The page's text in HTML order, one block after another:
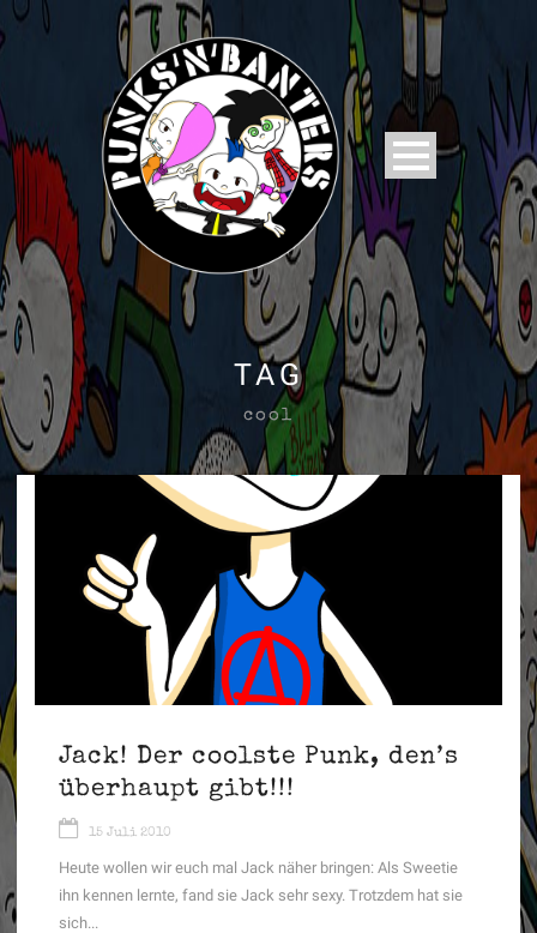
TAG
cool
Jack! Der coolste Punk, den’s
überhaupt gibt!!!
15 Juli 2010
Heute wollen wir euch mal Jack näher bringen: Als Sweetie
ihn kennen lernte, fand sie Jack sehr sexy. Trotzdem hat sie
sich...